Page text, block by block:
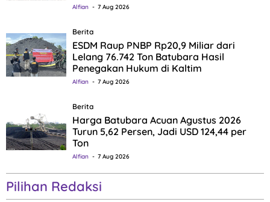
Alfian 7 Aug 2026
Berita
ESDM Raup PNBP Rp20,9 Miliar dari
Lelang 76.742 Ton Batubara Hasil
Penegakan Hukum di Kaltim
Alfian 7 Aug 2026
Berita
Harga Batubara Acuan Agustus 2026
Turun 5,62 Persen, Jadi USD 124,44 per
Ton
Alfian 7 Aug 2026
Pilihan Redaksi